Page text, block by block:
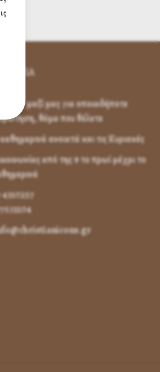
μαζί μας για οποιαδήποτε
θέμα που θέλετε
ανοικτά και τις Κυριακές
από της 9 το πρωί μέχρι το